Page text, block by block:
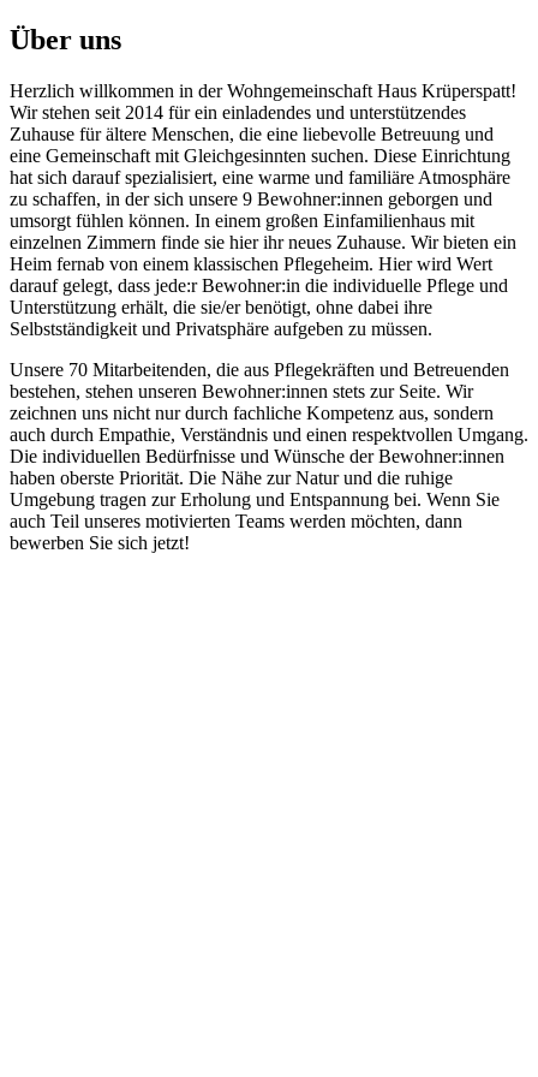
Über uns
Herzlich willkommen in der Wohngemeinschaft Haus Krüperspatt!
Wir stehen seit 2014 für ein einladendes und unterstützendes
Zuhause für ältere Menschen, die eine liebevolle Betreuung und
eine Gemeinschaft mit Gleichgesinnten suchen. Diese Einrichtung
hat sich darauf spezialisiert, eine warme und familiäre Atmosphäre
zu schaffen, in der sich unsere 9 Bewohner:innen geborgen und
umsorgt fühlen können. In einem großen Einfamilienhaus mit
einzelnen Zimmern finde sie hier ihr neues Zuhause. Wir bieten ein
Heim fernab von einem klassischen Pflegeheim. Hier wird Wert
darauf gelegt, dass jede:r Bewohner:in die individuelle Pflege und
Unterstützung erhält, die sie/er benötigt, ohne dabei ihre
Selbstständigkeit und Privatsphäre aufgeben zu müssen.
Unsere 70 Mitarbeitenden, die aus Pflegekräften und Betreuenden
bestehen, stehen unseren Bewohner:innen stets zur Seite. Wir
zeichnen uns nicht nur durch fachliche Kompetenz aus, sondern
auch durch Empathie, Verständnis und einen respektvollen Umgang.
Die individuellen Bedürfnisse und Wünsche der Bewohner:innen
haben oberste Priorität. Die Nähe zur Natur und die ruhige
Umgebung tragen zur Erholung und Entspannung bei. Wenn Sie
auch Teil unseres motivierten Teams werden möchten, dann
bewerben Sie sich jetzt!